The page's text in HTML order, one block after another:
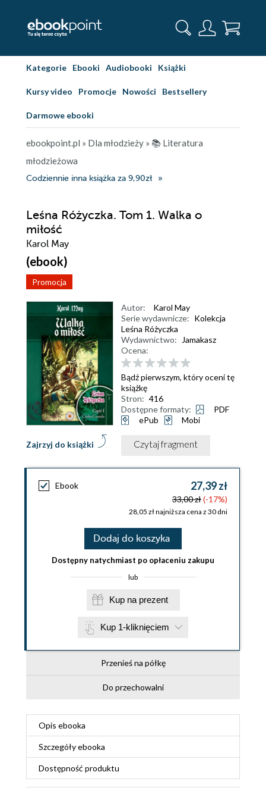
Kategorie Ebooki Audiobooki Książki
Kursy video Promocje Nowości Bestsellery
Darmowe ebooki
ebookpoint.pl » Dla młodzieży » 📚 Literatura
młodzieżowa
Codziennie inna książka za 9,90zł
Leśna Różyczka. Tom 1. Walka o
miłość
Karol May
(ebook)
Promocja
Zajrzyj do książki
Autor:
Karol May
Serie wydawnicze: Kolekcja
Leśna Różyczka
Wydawnictwo:
Jamakasz
Ocena:
Bądź pierwszym, który oceni tę
książkę
Stron: 416
Dostępne formaty:
PDF
ePub
Mobi
Czytaj fragment
Ebook 27,39 zł
33,00 zł(-17%)
28,05 zł najniższa cena z 30 dni
Dodaj do koszyka
Dostępny natychmiast po opłaceniu zakupu
lub
Kup na prezent
Kup 1-kliknięciem
Przenieś na półkę
Do przechowalni
Opis ebooka
Szczegółyebooka
Dostępność produktu